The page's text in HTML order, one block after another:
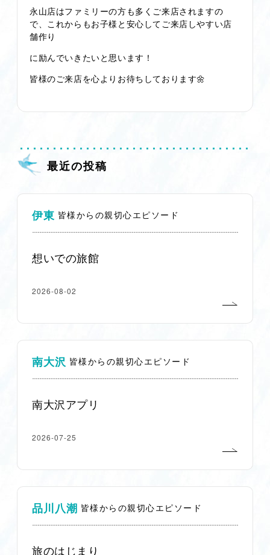
永山店はファミリーの方も多くご来店されますの
で、これからもお子様と安心してご来店しやすい店
舗作り
に励んでいきたいと思います！
皆様のご来店を心よりお待ちしております🌼
最近の投稿
伊東 皆様からの親切心エピソード
想いでの旅館
2026-08-02
南大沢 皆様からの親切心エピソード
南大沢アプリ
2026-07-25
品川八潮 皆様からの親切心エピソード
旅のはじまり